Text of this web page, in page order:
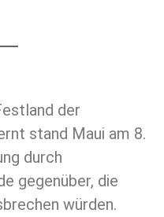
der
stand Maui am 8.
durch
gegenüber, die
würden.